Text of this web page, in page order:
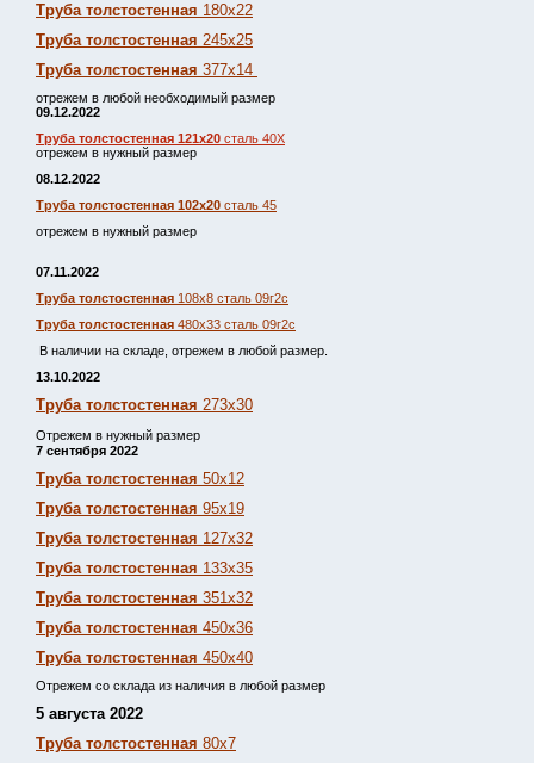
Труба толстостенная 180х22
Труба толстостенная 245х25
Труба толстостенная 377х14
отрежем в любой необходимый размер
09.12.2022
Труба толстостенная 121х20 сталь 40Х
отрежем в нужный размер
08.12.2022
Труба толстостенная 102х20 сталь 45
отрежем в нужный размер
07.11.2022
Труба толстостенная 108х8 сталь 09г2с
Труба толстостенная 480х33 сталь 09г2с
В наличии на складе, отрежем в любой размер.
13.10.2022
Труба толстостенная 273х30
Отрежем в нужный размер
7 сентября 2022
Труба толстостенная 50х12
Труба толстостенная 95х19
Труба толстостенная 127х32
Труба толстостенная 133х35
Труба толстостенная 351х32
Труба толстостенная 450х36
Труба толстостенная 450х40
Отрежем со склада из наличия в любой размер
5 августа 2022
Труба толстостенная 80х7